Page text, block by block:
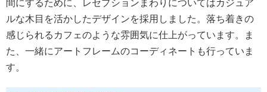
間にするために、レセプションまわりについてはカジュア
ルな木目を活かしたデザインを採用しました。落ち着きの
感じられるカフェのような雰囲気に仕上がっています。ま
た、一緒にアートフレームのコーディネートも行っていま
す。